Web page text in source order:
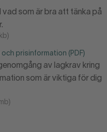
vad som är bra att tänka på
prisinformation (PDF)
av lagkrav kring
som är viktiga för dig